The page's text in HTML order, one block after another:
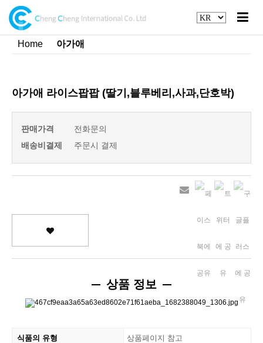
Home 아가애
아가애 라이스팝팝 (딸기,블루베리,사과,단호박)
판매가격
전화문의
배송비결제
주문시 결제
상품 정보
식품의 유형 상품페이지 참고